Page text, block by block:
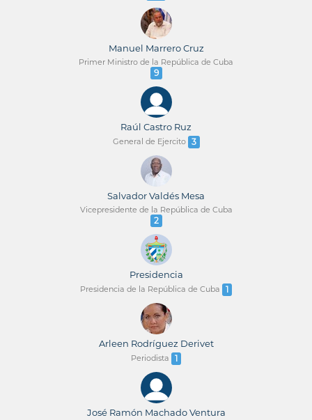
Manuel Marrero Cruz
Primer Ministro de la República de Cuba
9
Raúl Castro Ruz
General de Ejercito 3
Salvador Valdés Mesa
Vicepresidente de la República de Cuba
2
Presidencia
Presidencia de la República de Cuba 1
Arleen Rodríguez Derivet
Periodista 1
José Ramón Machado Ventura